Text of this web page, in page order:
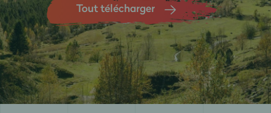
Tout télécharger